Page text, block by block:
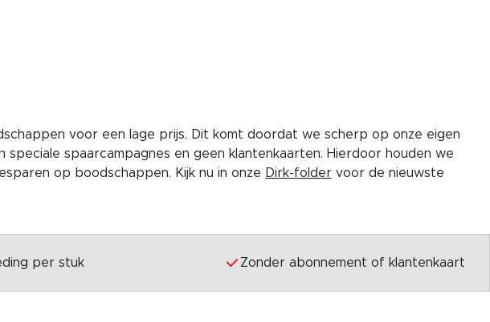
voor een lage prijs. Dit komt doordat we scherp op onze eigen
spaarcampagnes en geen klantenkaarten. Hierdoor houden we
op boodschappen. Kijk nu in onze Dirk-folder voor de nieuwste
per stuk Zonder abonnement of klantenkaart